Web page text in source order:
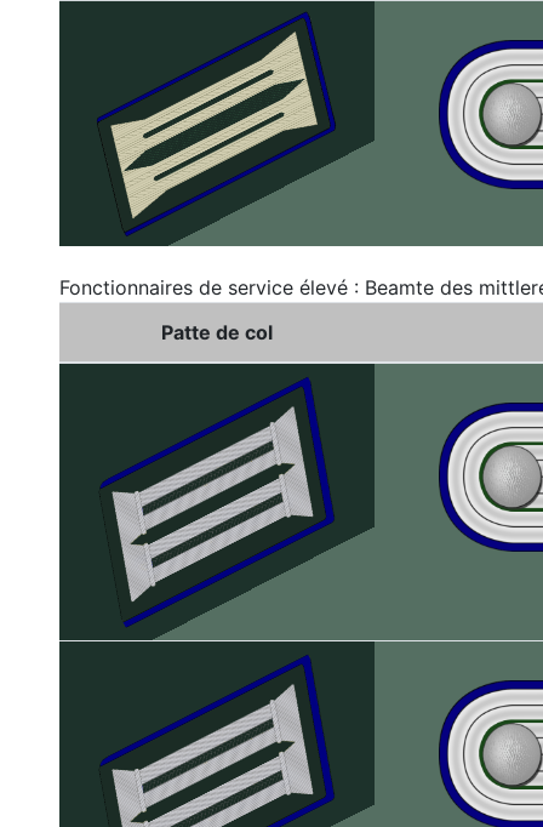
Fonctionnaires de service élevé : Beamte des
Patte de col